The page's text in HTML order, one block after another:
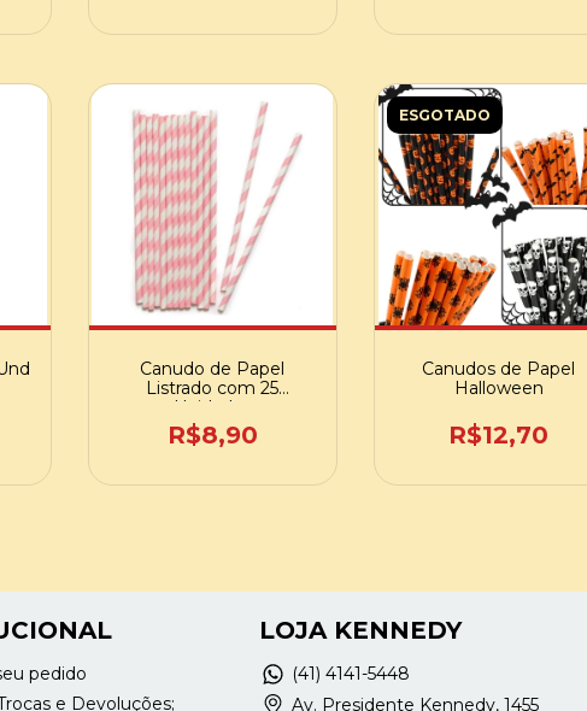
Canudo de Papel
Listrado com 25
Unidades
R$8,90
ESGOTADO
Canudos de Papel
Halloween
R$12,70
pedido
e Devoluções;
LOJA KENNEDY
(41) 4141-5448
Av. Presidente Kennedy, 1455